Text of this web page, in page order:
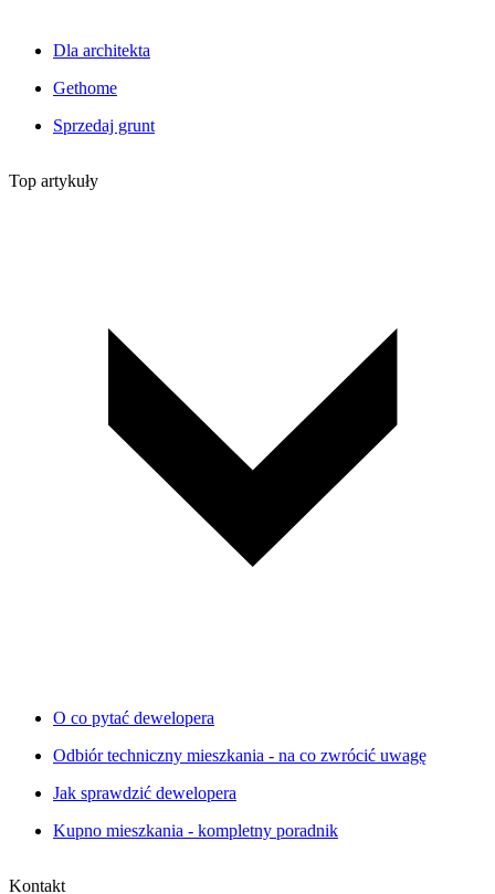
Dla architekta
Gethome
Sprzedaj grunt
Top artykuły
O co pytać dewelopera
Odbiór techniczny mieszkania - na co zwrócić uwagę
Jak sprawdzić dewelopera
Kupno mieszkania - kompletny poradnik
Kontakt